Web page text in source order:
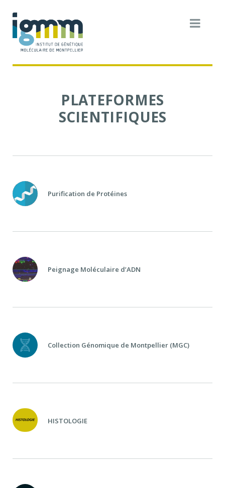
PLATEFORMES
SCIENTIFIQUES
Purification de Protéines
Peignage Moléculaire d’ADN
Collection Génomique de Montpellier (MGC)
HISTOLOGIE